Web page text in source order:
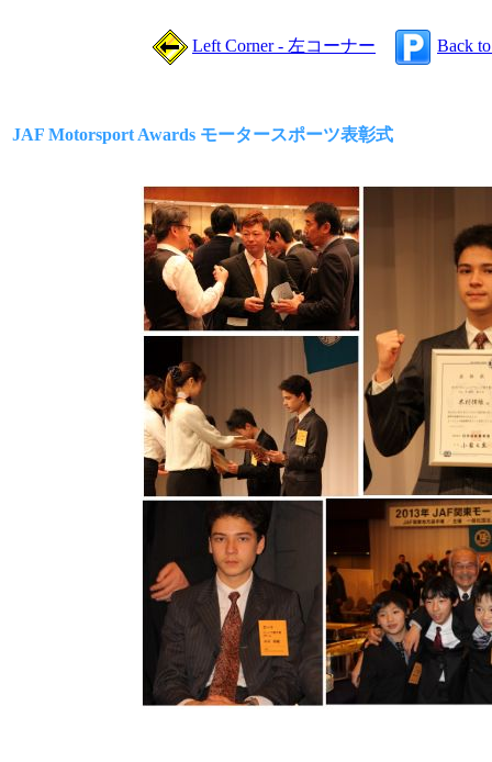
Left Corner - 左コーナー Back
JAF Motorsport Awards モータースポーツ表彰式